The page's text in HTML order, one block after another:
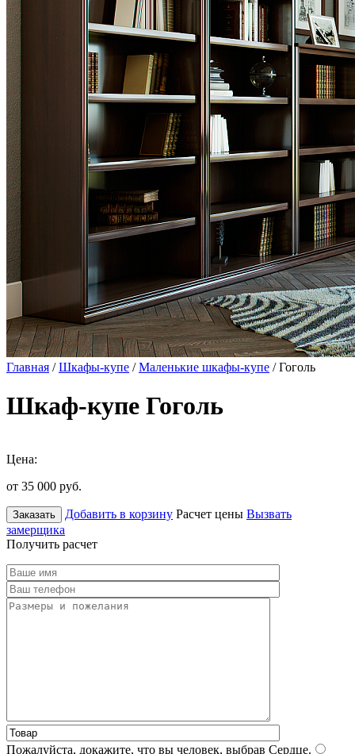
Главная /Шкафы-купе /Маленькие шкафы-купе / Гоголь
Шкаф-купе Гоголь
Цена:
от 35 000 руб.
Заказать Добавить в корзину Расчет цены Вызвать
замерщика
Получить расчет
Пожалуйста, докажите, что вы человек, выбрав Сердце.